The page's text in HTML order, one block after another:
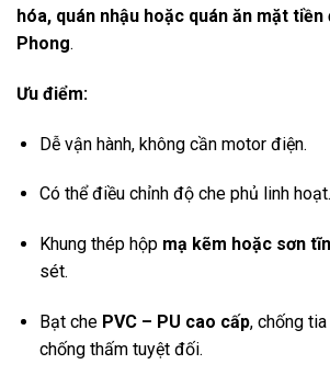
hóa, quán nhậu hoặc quán ăn mặt
Phong.
Ưu điểm:
Dễ vận hành, không cần motor điện.
Có thể điều chỉnh độ che phủ linh hoạt.
Khung thép hộp mạ kẽm hoặc sơn
sét.
Bạt che PVC – PU cao cấp, chống tia
chống thấm tuyệt đối.